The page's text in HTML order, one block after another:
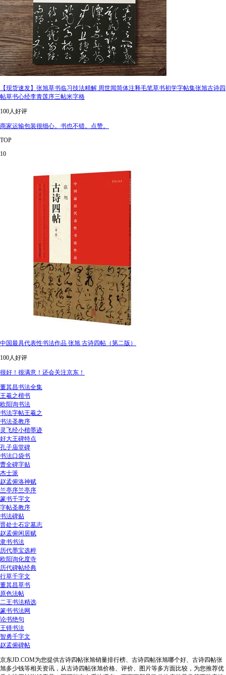
【现货速发】张旭草书临习技法精解 周世闻简体注释毛笔草书初学字帖集张旭古诗四
帖草书心经李青莲序三帖米字格
100人好评
商家运输包装很细心。书也不错。点赞。
TOP
10
中国最具代表性书法作品 张旭 古诗四帖（第二版）
100人好评
很好！很满意！还会关注京东！
董其昌书法全集
王羲之楷书
欧阳询书法
书法字帖王羲之
书法圣教序
灵飞经小楷墨迹
好大王碑特点
孔子庙堂碑
书法口袋书
曹全碑字贴
杰士派
赵孟俯洛神赋
兰亭序兰亭序
篆书千字文
字帖圣教序
书法碑贴
晋处士石定墓志
赵孟俯闲居赋
隶书书法
历代墨宝选粹
欧阳询化度寺
历代碑帖经典
行草千字文
董其昌草书
原色法帖
二王书法精选
篆书书法网
论书绝句
王铎书法
智勇千字文
赵孟俯碑帖
京东JD.COM为您提供古诗四帖张旭销量排行榜、古诗四帖张旭哪个好、古诗四帖张
旭多少钱等相关资讯，从古诗四帖张旭价格、评价、图片等多方面比较，为您推荐优